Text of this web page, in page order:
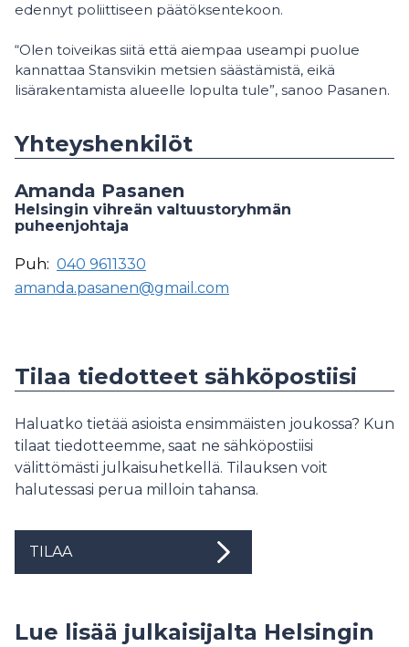
edennyt poliittiseen päätöksentekoon.
“Olen toiveikas siitä että aiempaa useampi puolue
kannattaa Stansvikin metsien säästämistä, eikä
lisärakentamista alueelle lopulta tule”, sanoo Pasanen.
Yhteyshenkilöt
Amanda Pasanen
Helsingin vihreän valtuustoryhmän
puheenjohtaja
Puh: 040 9611330
amanda.pasanen@gmail.com
Tilaa tiedotteet sähköpostiisi
Haluatko tietää asioista ensimmäisten joukossa? Kun
tilaat tiedotteemme, saat ne sähköpostiisi
välittömästi julkaisuhetkellä. Tilauksen voit
halutessasi perua milloin tahansa.
TILAA
Lue lisää julkaisijalta Helsingin